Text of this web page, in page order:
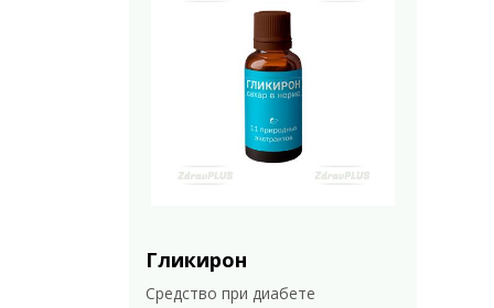
Гликирон
Средство при диабете